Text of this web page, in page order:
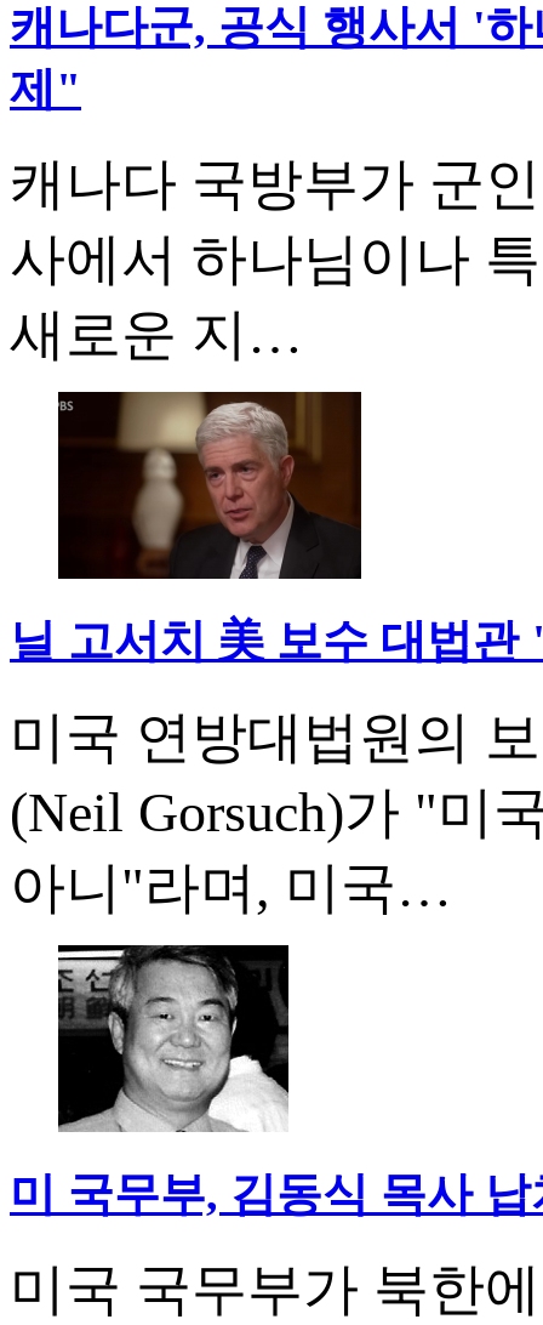
캐나다군, 공식 행사서 '
제"
캐나다 국방부가 군
사에서 하나님이나
새로운 지…
닐 고서치 美 보수 대법
미국 연방대법원의
(Neil Gorsuch)가 "미
아니"라며, 미국…
미 국무부, 김동식 목사
미국 국무부가 북한